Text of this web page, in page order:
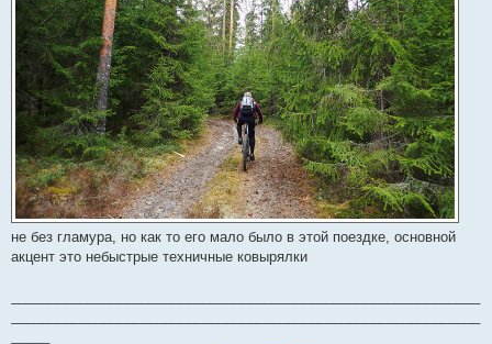
не без гламура, но как то его мало было в этой поездке, основной
акцент это небыстрые техничные ковырялки